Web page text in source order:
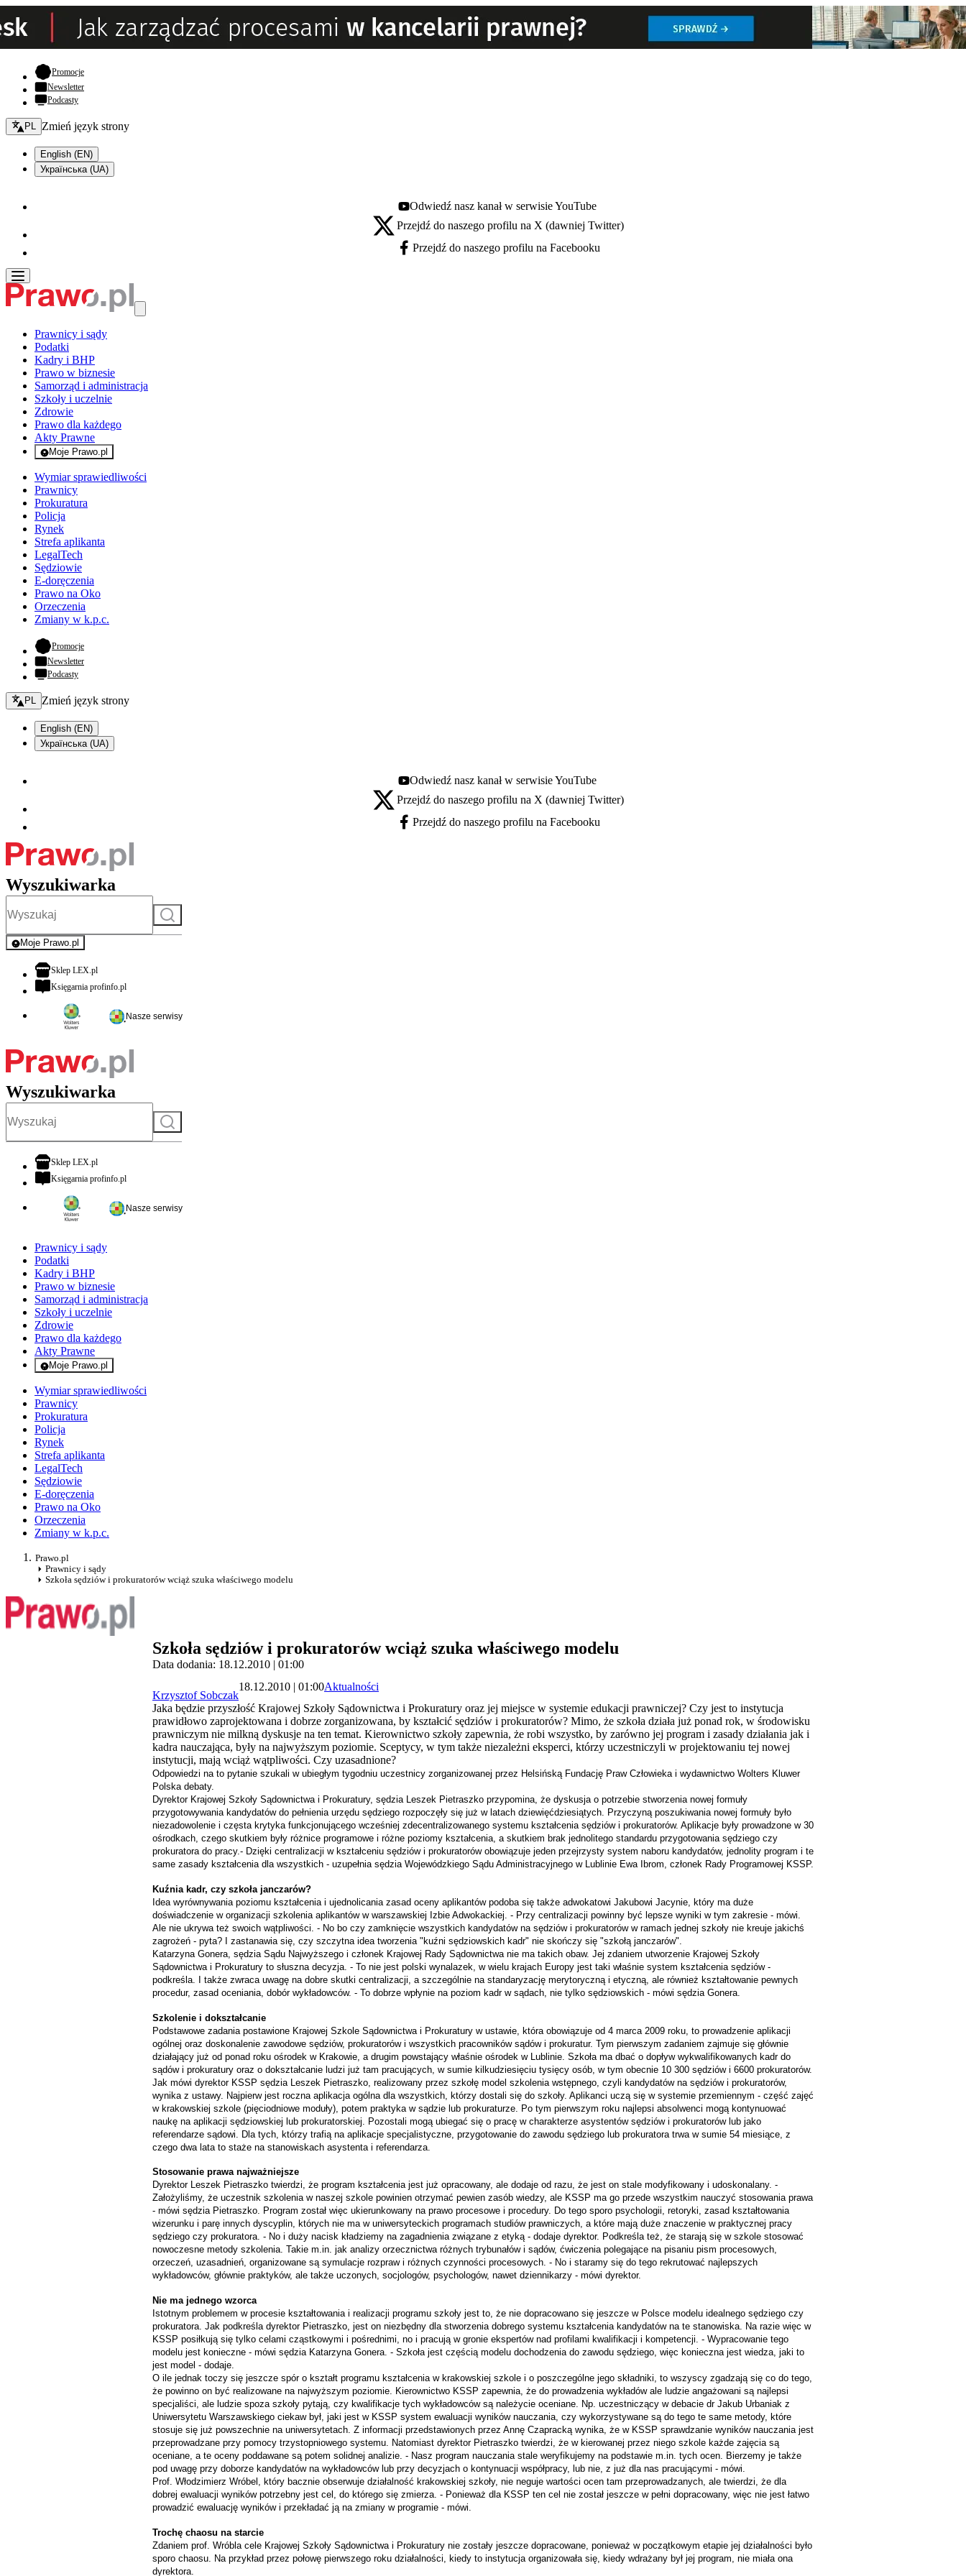
Promocje- otwiera się w nowej karcie
Newsletter
Podcasty
Zmień język - bieżący:
PL Zmień język strony
English (EN)
Українська (UA)
Youtube - otwiera się w nowej karcie
Odwiedź nasz kanał w serwisie YouTube
X - otwiera się w nowej karcie
Przejdź do naszego profilu na X (dawniej Twitter)
Facebook - otwiera się w nowej karcie
Przejdź do naszego profilu na Facebooku
Prawnicy i sądy
Podatki
Kadry i BHP
Prawo w biznesie
Samorząd i administracja
Szkoły i uczelnie
Zdrowie
Prawo dla każdego
Akty Prawne
Moje Prawo.pl
- rejestracja i logowanie do serwisu
Wymiar sprawiedliwości
Prawnicy
Prokuratura
Policja
Rynek
Strefa aplikanta
LegalTech
Sędziowie
E-doręczenia
Prawo na Oko
Orzeczenia
Zmiany w k.p.c.
Promocje- otwiera się w nowej karcie
Newsletter
Podcasty
Zmień język - bieżący:
PL Zmień język strony
English (EN)
Українська (UA)
Youtube - otwiera się w nowej karcie
Odwiedź nasz kanał w serwisie YouTube
X - otwiera się w nowej karcie
Przejdź do naszego profilu na X (dawniej Twitter)
Facebook - otwiera się w nowej karcie
Przejdź do naszego profilu na Facebooku
Wyszukiwarka
Szukaj
Moje Prawo.pl
- rejestracja i logowanie do serwisu
Sklep LEX.plotwiera się w nowej karcie
Księgarnia profinfo.plotwiera się w nowej karcie
Nasze serwisy
Wyszukiwarka
Szukaj
Sklep LEX.plotwiera się w nowej karcie
Księgarnia profinfo.plotwiera się w nowej karcie
Nasze serwisy
Prawnicy i sądy
Podatki
Kadry i BHP
Prawo w biznesie
Samorząd i administracja
Szkoły i uczelnie
Zdrowie
Prawo dla każdego
Akty Prawne
Moje Prawo.pl
- rejestracja i logowanie do serwisu
Wymiar sprawiedliwości
Prawnicy
Prokuratura
Policja
Rynek
Strefa aplikanta
LegalTech
Sędziowie
E-doręczenia
Prawo na Oko
Orzeczenia
Zmiany w k.p.c.
Prawo.pl
Prawnicy i sądy
Szkoła sędziów i prokuratorów wciąż szuka właściwego modelu
Szkoła sędziów i prokuratorów wciąż szuka właściwego modelu
Data dodania: 18.12.2010 | 01:00
Krzysztof Sobczak
18.12.2010 | 01:00Aktualności
Jaka będzie przyszłość Krajowej Szkoły Sądownictwa i Prokuratury oraz jej miejsce w systemie edukacji prawniczej? Czy jest to instytucja
prawidłowo zaprojektowana i dobrze zorganizowana, by kształcić sędziów i prokuratorów? Mimo, że szkoła działa już ponad rok, w środowisku
prawniczym nie milkną dyskusje na ten temat. Kierownictwo szkoły zapewnia, że robi wszystko, by zarówno jej program i zasady działania jak i
kadra nauczająca, były na najwyższym poziomie. Sceptycy, w tym także niezależni eksperci, którzy uczestniczyli w projektowaniu tej nowej
instytucji, mają wciąż wątpliwości. Czy uzasadnione?
Odpowiedzi na to pytanie szukali w ubiegłym tygodniu uczestnicy zorganizowanej przez Helsińską Fundację Praw Człowieka i wydawnictwo Wolters Kluwer
Polska debaty.
Dyrektor Krajowej Szkoły Sądownictwa i Prokuratury, sędzia Leszek Pietraszko przypomina, że dyskusja o potrzebie stworzenia nowej formuły
przygotowywania kandydatów do pełnienia urzędu sędziego rozpoczęły się już w latach dziewięćdziesiątych. Przyczyną poszukiwania nowej formuły było
niezadowolenie i częsta krytyka funkcjonującego wcześniej zdecentralizowanego systemu kształcenia sędziów i prokuratorów. Aplikacje były prowadzone w 30
ośrodkach, czego skutkiem były różnice programowe i różne poziomy kształcenia, a skutkiem brak jednolitego standardu przygotowania sędziego czy
prokuratora do pracy.- Dzięki centralizacji w kształceniu sędziów i prokuratorów obowiązuje jeden przejrzysty system naboru kandydatów, jednolity program i te
same zasady kształcenia dla wszystkich - uzupełnia sędzia Wojewódzkiego Sądu Administracyjnego w Lublinie Ewa Ibrom, członek Rady Programowej KSSP.
Kuźnia kadr, czy szkoła janczarów?
Idea wyrównywania poziomu kształcenia i ujednolicania zasad oceny aplikantów podoba się także adwokatowi Jakubowi Jacynie, który ma duże
doświadczenie w organizacji szkolenia aplikantów w warszawskiej Izbie Adwokackiej. - Przy centralizacji powinny być lepsze wyniki w tym zakresie - mówi.
Ale nie ukrywa też swoich wątpliwości. - No bo czy zamknięcie wszystkich kandydatów na sędziów i prokuratorów w ramach jednej szkoły nie kreuje jakichś
zagrożeń - pyta? I zastanawia się, czy szczytna idea tworzenia "kuźni sędziowskich kadr" nie skończy się "szkołą janczarów".
Katarzyna Gonera, sędzia Sądu Najwyższego i członek Krajowej Rady Sądownictwa nie ma takich obaw. Jej zdaniem utworzenie Krajowej Szkoły
Sądownictwa i Prokuratury to słuszna decyzja. - To nie jest polski wynalazek, w wielu krajach Europy jest taki właśnie system kształcenia sędziów -
podkreśla. I także zwraca uwagę na dobre skutki centralizacji, a szczególnie na standaryzację merytoryczną i etyczną, ale również kształtowanie pewnych
procedur, zasad oceniania, dobór wykładowców. - To dobrze wpłynie na poziom kadr w sądach, nie tylko sędziowskich - mówi sędzia Gonera.
Szkolenie i dokształcanie
Podstawowe zadania postawione Krajowej Szkole Sądownictwa i Prokuratury w ustawie, która obowiązuje od 4 marca 2009 roku, to prowadzenie aplikacji
ogólnej oraz doskonalenie zawodowe sędziów, prokuratorów i wszystkich pracowników sądów i prokuratur. Tym pierwszym zadaniem zajmuje się głównie
działający już od ponad roku ośrodek w Krakowie, a drugim powstający właśnie ośrodek w Lublinie. Szkoła ma dbać o dopływ wykwalifikowanych kadr do
sądów i prokuratury oraz o dokształcanie ludzi już tam pracujących, w sumie kilkudziesięciu tysięcy osób, w tym obecnie 10 300 sędziów i 6600 prokuratorów.
Jak mówi dyrektor KSSP sędzia Leszek Pietraszko, realizowany przez szkołę model szkolenia wstępnego, czyli kandydatów na sędziów i prokuratorów,
wynika z ustawy. Najpierw jest roczna aplikacja ogólna dla wszystkich, którzy dostali się do szkoły. Aplikanci uczą się w systemie przemiennym - część zajęć
w krakowskiej szkole (pięciodniowe moduły), potem praktyka w sądzie lub prokuraturze. Po tym pierwszym roku najlepsi absolwenci mogą kontynuować
naukę na aplikacji sędziowskiej lub prokuratorskiej. Pozostali mogą ubiegać się o pracę w charakterze asystentów sędziów i prokuratorów lub jako
referendarze sądowi. Dla tych, którzy trafią na aplikacje specjalistyczne, przygotowanie do zawodu sędziego lub prokuratora trwa w sumie 54 miesiące, z
czego dwa lata to staże na stanowiskach asystenta i referendarza.
Stosowanie prawa najważniejsze
Dyrektor Leszek Pietraszko twierdzi, że program kształcenia jest już opracowany, ale dodaje od razu, że jest on stale modyfikowany i udoskonalany. -
Założyliśmy, że uczestnik szkolenia w naszej szkole powinien otrzymać pewien zasób wiedzy, ale KSSP ma go przede wszystkim nauczyć stosowania prawa
- mówi sędzia Pietraszko. Program został więc ukierunkowany na prawo procesowe i procedury. Do tego sporo psychologii, retoryki, zasad kształtowania
wizerunku i parę innych dyscyplin, których nie ma w uniwersyteckich programach studiów prawniczych, a które mają duże znaczenie w praktycznej pracy
sędziego czy prokuratora. - No i duży nacisk kładziemy na zagadnienia związane z etyką - dodaje dyrektor. Podkreśla też, że starają się w szkole stosować
nowoczesne metody szkolenia. Takie m.in. jak analizy orzecznictwa różnych trybunałów i sądów, ćwiczenia polegające na pisaniu pism procesowych,
orzeczeń, uzasadnień, organizowane są symulacje rozpraw i różnych czynności procesowych. - No i staramy się do tego rekrutować najlepszych
wykładowców, głównie praktyków, ale także uczonych, socjologów, psychologów, nawet dziennikarzy - mówi dyrektor.
Nie ma jednego wzorca
Istotnym problemem w procesie kształtowania i realizacji programu szkoły jest to, że nie dopracowano się jeszcze w Polsce modelu idealnego sędziego czy
prokuratora. Jak podkreśla dyrektor Pietraszko, jest on niezbędny dla stworzenia dobrego systemu kształcenia kandydatów na te stanowiska. Na razie więc w
KSSP posiłkują się tylko celami cząstkowymi i pośrednimi, no i pracują w gronie ekspertów nad profilami kwalifikacji i kompetencji. - Wypracowanie tego
modelu jest konieczne - mówi sędzia Katarzyna Gonera. - Szkoła jest częścią modelu dochodzenia do zawodu sędziego, więc konieczna jest wiedza, jaki to
jest model - dodaje.
O ile jednak toczy się jeszcze spór o kształt programu kształcenia w krakowskiej szkole i o poszczególne jego składniki, to wszyscy zgadzają się co do tego,
że powinno on być realizowane na najwyższym poziomie. Kierownictwo KSSP zapewnia, że do prowadzenia wykładów ale ludzie angażowani są najlepsi
specjaliści, ale ludzie spoza szkoły pytają, czy kwalifikacje tych wykładowców są należycie oceniane. Np. uczestniczący w debacie dr Jakub Urbaniak z
Uniwersytetu Warszawskiego ciekaw był, jaki jest w KSSP system ewaluacji wyników nauczania, czy wykorzystywane są do tego te same metody, które
stosuje się już powszechnie na uniwersytetach. Z informacji przedstawionych przez Annę Czapracką wynika, że w KSSP sprawdzanie wyników nauczania jest
przeprowadzane przy pomocy trzystopniowego systemu. Natomiast dyrektor Pietraszko twierdzi, że w kierowanej przez niego szkole każde zajęcia są
oceniane, a te oceny poddawane są potem solidnej analizie. - Nasz program nauczania stale weryfikujemy na podstawie m.in. tych ocen. Bierzemy je także
pod uwagę przy doborze kandydatów na wykładowców lub przy decyzjach o kontynuacji współpracy, lub nie, z już dla nas pracującymi - mówi.
Prof. Włodzimierz Wróbel, który bacznie obserwuje działalność krakowskiej szkoły, nie neguje wartości ocen tam przeprowadzanych, ale twierdzi, że dla
dobrej ewaluacji wyników potrzebny jest cel, do którego się zmierza. - Ponieważ dla KSSP ten cel nie został jeszcze w pełni dopracowany, więc nie jest łatwo
prowadzić ewaluację wyników i przekładać ją na zmiany w programie - mówi.
Trochę chaosu na starcie
Zdaniem prof. Wróbla cele Krajowej Szkoły Sądownictwa i Prokuratury nie zostały jeszcze dopracowane, ponieważ w początkowym etapie jej działalności było
sporo chaosu. Na przykład przez połowę pierwszego roku działalności, kiedy to instytucja organizowała się, kiedy wdrażany był jej program, nie miała ona
dyrektora.